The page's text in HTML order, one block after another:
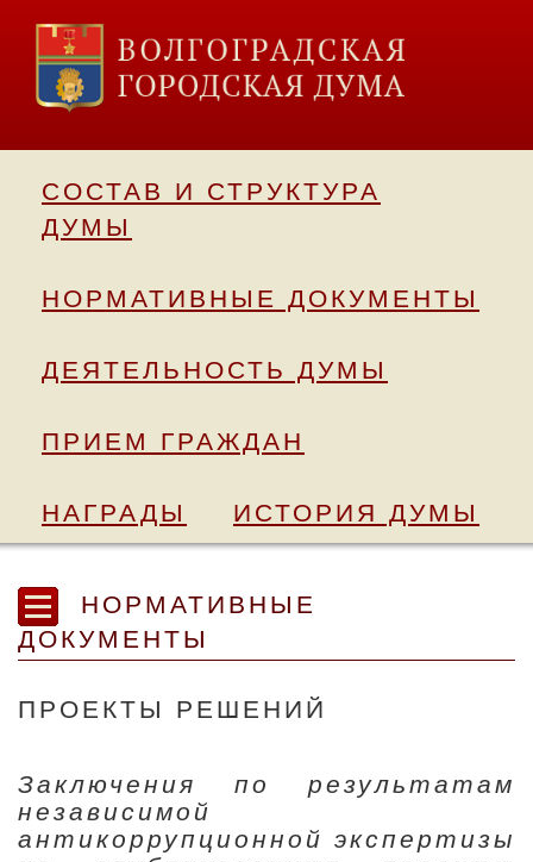
СОСТАВ И СТРУКТУРА
ДУМЫ
НОРМАТИВНЫЕ ДОКУМЕНТЫ
ДЕЯТЕЛЬНОСТЬ ДУМЫ
ПРИЕМ ГРАЖДАН
НАГРАДЫ ИСТОРИЯ ДУМЫ
НОРМАТИВНЫЕ
ДОКУМЕНТЫ
ПРОЕКТЫ РЕШЕНИЙ
Заключения по результатам
независимой
антикоррупционной экспертизы